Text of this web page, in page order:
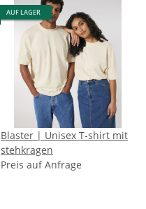
AUF LAGER
Blaster | Unisex T-shirt mit
stehkragen
Preis auf Anfrage